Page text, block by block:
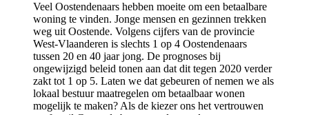
Veel Oostendenaars hebben moeite om een betaalbare
woning te vinden. Jonge mensen en gezinnen trekken
weg uit Oostende. Volgens cijfers van de provincie
West-Vlaanderen is slechts 1 op 4 Oostendenaars
tussen 20 en 40 jaar jong. De prognoses bij
ongewijzigd beleid tonen aan dat dit tegen 2020 verder
zakt tot 1 op 5. Laten we dat gebeuren of nemen we als
lokaal bestuur maatregelen om betaalbaar wonen
mogelijk te maken? Als de kiezer ons het vertrouwen